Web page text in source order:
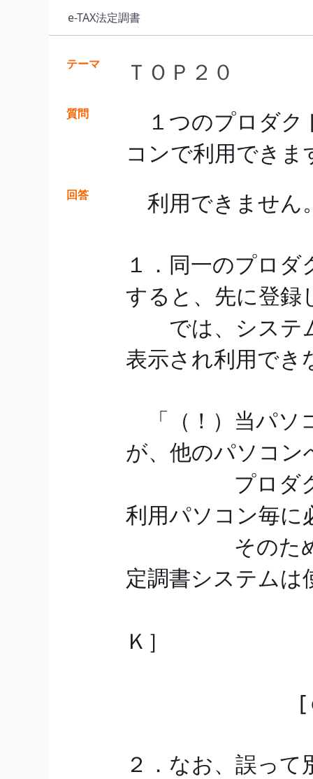
e-TAX法定調書
テーマ ＴＯＰ２０
質問
１つのプロダク
コンで利用できま
回答 利用できません
１．同一のプロ
すると、先に登
では、システ
表示され利用でき
「（！）当パソ
が、他のパソコ
プロダクト
利用パソコン毎に
そのため、
定調書システムは
Ｋ］
[ｅ－ＴＡ
２．なお、誤っ